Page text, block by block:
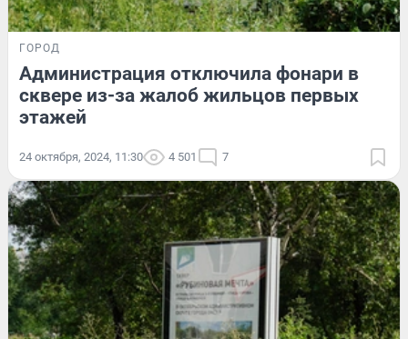
ГОРОД
Администрация отключила фонари в
сквере из-за жалоб жильцов первых
этажей
24 октября, 2024, 11:30 4 501 7